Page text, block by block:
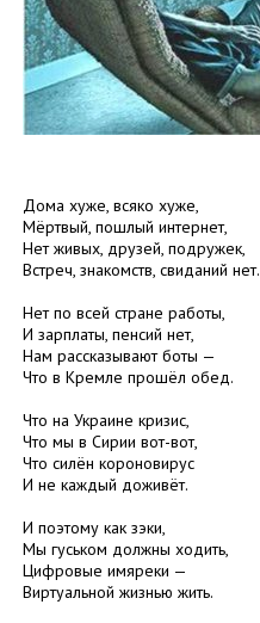
Дома хуже, всяко хуже,
Мёртвый, пошлый интернет,
Нет живых, друзей, подружек,
Встреч, знакомств, свиданий нет.
Нет по всей стране работы,
И зарплаты, пенсий нет,
Нам рассказывают боты —
Что в Кремле прошёл обед.
Что на Украине кризис,
Что мы в Сирии вот-вот,
Что силён короновирус
И не каждый доживёт.
И поэтому как зэки,
Мы гуськом должны ходить,
Цифровые имяреки —
Виртуальной жизнью жить.